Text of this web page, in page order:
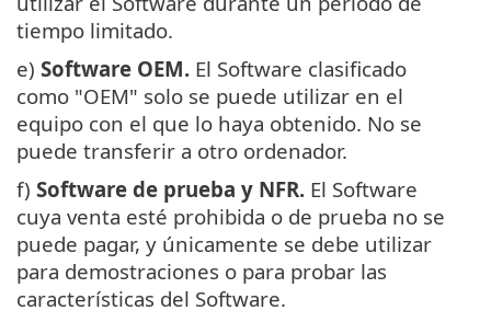
tiempo limitado.
e) Software OEM. El Software clasificado
como "OEM" solo se puede utilizar en el
equipo con el que lo haya obtenido. No se
puede transferir a otro ordenador.
f) Software de prueba y NFR. El Software
cuya venta esté prohibida o de prueba no se
puede pagar, y únicamente se debe utilizar
para demostraciones o para probar las
características del Software.